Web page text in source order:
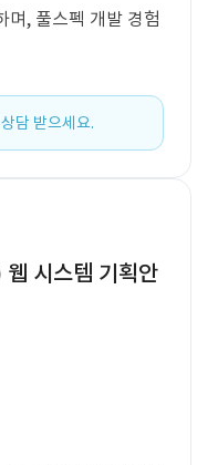
며, 풀스펙 개발 경험
담 받으세요.
시스템 기획안